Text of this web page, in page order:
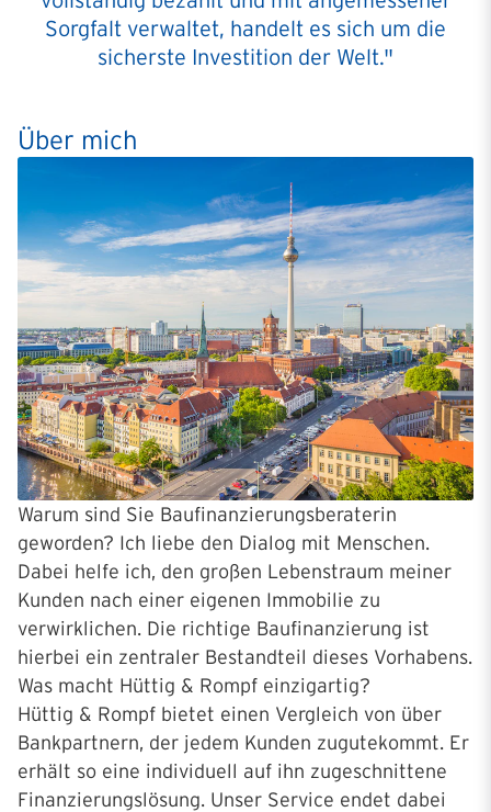
Sorgfalt verwaltet, handelt es sich um die
sicherste Investition der Welt."
Über mich
Warum sind Sie Baufinanzierungsberaterin
geworden? Ich liebe den Dialog mit Menschen.
Dabei helfe ich, den großen Lebenstraum meiner
Kunden nach einer eigenen Immobilie zu
verwirklichen. Die richtige Baufinanzierung ist
hierbei ein zentraler Bestandteil dieses Vorhabens.
Was macht Hüttig & Rompf einzigartig?
Hüttig & Rompf bietet einen Vergleich von über
Bankpartnern, der jedem Kunden zugutekommt. Er
erhält so eine individuell auf ihn zugeschnittene
Finanzierungslösung. Unser Service endet dabei